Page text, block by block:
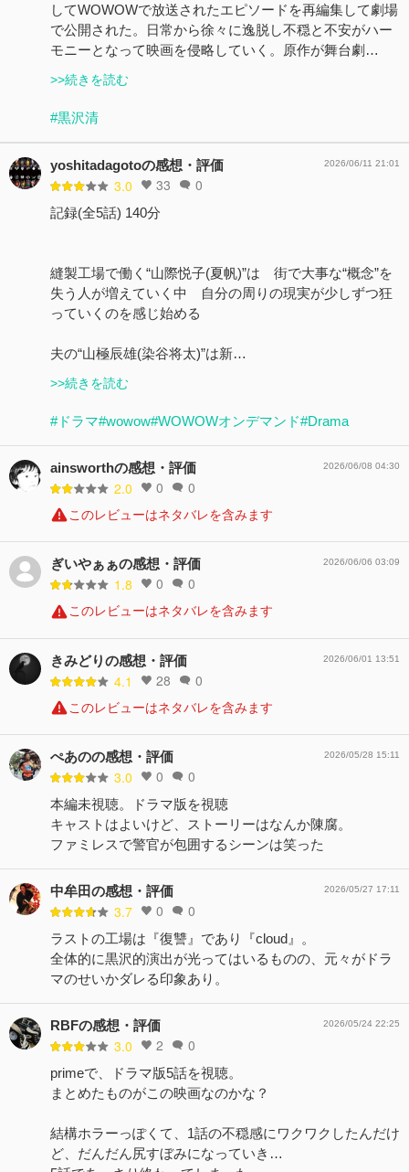
してWOWOWで放送されたエピソードを再編集して劇場
で公開された。日常から徐々に逸脱し不穏と不安がハー
モニーとなって映画を侵略していく。原作が舞台劇…
>>続きを読む
#黒沢清
yoshitadagotoの感想・評価
3.0 33 0
2026/06/11 21:01
記録(全5話) 140分
縫製工場で働く“山際悦子(夏帆)”は 街で大事な“概念”を
失う人が増えていく中 自分の周りの現実が少しずつ狂
っていくのを感じ始める
夫の“山極辰雄(染谷将太)”は新…
>>続きを読む
#ドラマ#wowow#WOWOWオンデマンド#Drama
ainsworthの感想・評価
2.0 0 0
2026/06/08 04:30
このレビューはネタバレを含みます
ぎいやぁぁの感想・評価
1.8 0 0
2026/06/06 03:09
このレビューはネタバレを含みます
きみどりの感想・評価
4.1 28 0
2026/06/01 13:51
このレビューはネタバレを含みます
ぺあのの感想・評価
3.0 0 0
2026/05/28 15:11
本編未視聴。ドラマ版を視聴
キャストはよいけど、ストーリーはなんか陳腐。
ファミレスで警官が包囲するシーンは笑った
中牟田の感想・評価
3.7 0 0
2026/05/27 17:11
ラストの工場は『復讐』であり『cloud』。
全体的に黒沢的演出が光ってはいるものの、元々がドラ
マのせいかダレる印象あり。
RBFの感想・評価
3.0 2 0
2026/05/24 22:25
primeで、ドラマ版5話を視聴。
まとめたものがこの映画なのかな？
結構ホラーっぽくて、1話の不穏感にワクワクしたんだけ
ど、だんだん尻すぼみになっていき…